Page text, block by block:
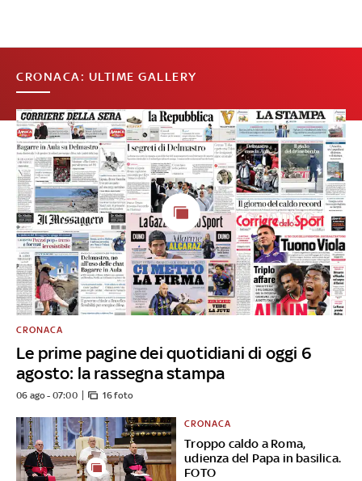
CRONACA: ULTIME GALLERY
Le prime pagine dei quotidiani di oggi 6
agosto: la rassegna stampa
CRONACA
06 ago - 07:00 16 foto
Troppo caldo a Roma,
udienza del Papa in basilica.
FOTO
CRONACA